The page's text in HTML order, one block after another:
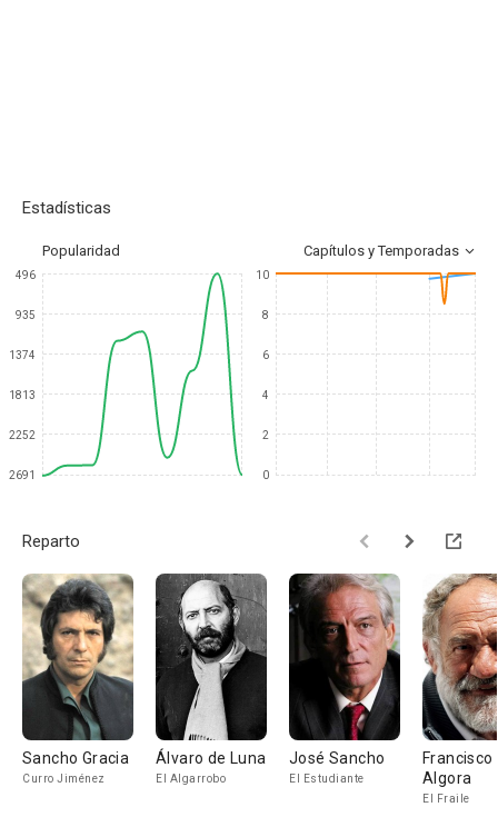
Estadísticas
Popularidad Capítulos y Temporadas
496
935
1374
1813
2252
2691
10
8
6
4
2
0
Reparto
Sancho Gracia
Curro Jiménez
Álvaro de Luna
El Algarrobo
José Sancho
El Estudiante
Francisco
Algora
El Fraile